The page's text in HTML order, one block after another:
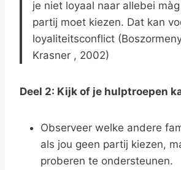
je niet loyaal naar allebei
partij moet kiezen. Dat kan
loyaliteitsconflict
Krasner , 2002)
Deel 2: Kijk of je hulptroepen
Observeer welke andere
als jou geen partij kiezen,
proberen te ondersteunen.